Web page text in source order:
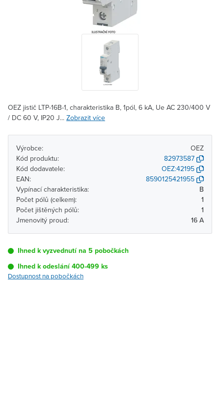
OEZ jistič LTP-16B-1, charakteristika B, 1pól, 6 kA, Ue AC 230/400 V
/ DC 60 V, IP20 J... Zobrazit více
Výrobce:
OEZ
Kód produktu:
82973587
Kód dodavatele:
OEZ:42195
EAN:
8590125421955
Vypínací charakteristika:
B
Počet pólů (celkem):
1
Počet jištěných pólů:
1
Jmenovitý proud:
16 A
Ihned k vyzvednutí na 5 pobočkách
Ihned k odeslání 400-499 ks
Dostupnost na pobočkách